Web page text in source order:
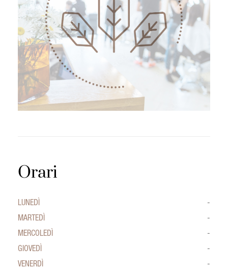
Orari
LUNEDÌ
-
MARTEDÌ
-
MERCOLEDÌ
-
GIOVEDÌ
-
VENERDÌ
-